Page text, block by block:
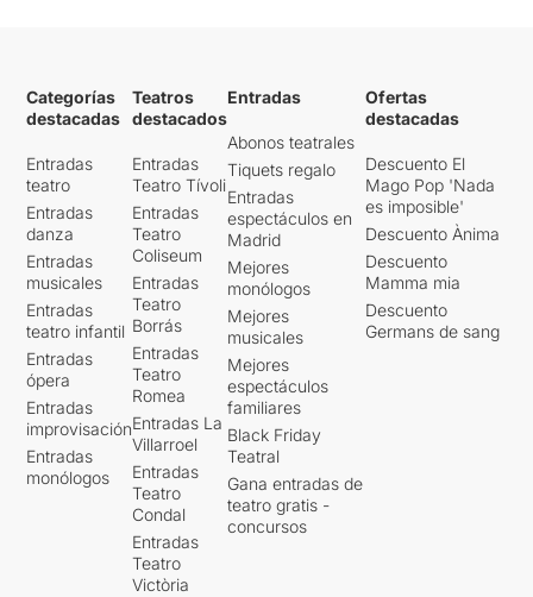
Categorías
destacadas
Entradas
teatro
Entradas
danza
Entradas
musicales
Entradas
teatro infantil
Entradas
ópera
Entradas
improvisación
Entradas
monólogos
Teatros
destacados
Entradas
Teatro Tívoli
Entradas
Teatro
Coliseum
Entradas
Teatro
Borrás
Entradas
Teatro
Romea
Entradas La
Villarroel
Entradas
Teatro
Condal
Entradas
Teatro
Victòria
Entradas
Abonos teatrales
Tiquets regalo
Entradas
espectáculos en
Madrid
Mejores
monólogos
Mejores
musicales
Mejores
espectáculos
familiares
Black Friday
Teatral
Gana entradas de
teatro gratis -
concursos
Ofertas
destacadas
Descuento El
Mago Pop 'Nada
es imposible'
Descuento Ànima
Descuento
Mamma mia
Descuento
Germans de sang